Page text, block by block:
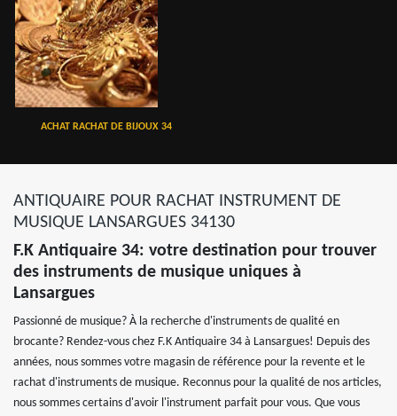
ACHAT RACHAT DE BIJOUX 34
ANTIQUAIRE POUR RACHAT INSTRUMENT DE
MUSIQUE LANSARGUES 34130
F.K Antiquaire 34: votre destination pour trouver
des instruments de musique uniques à
Lansargues
Passionné de musique? À la recherche d'instruments de qualité en
brocante? Rendez-vous chez F.K Antiquaire 34 à Lansargues! Depuis des
années, nous sommes votre magasin de référence pour la revente et le
rachat d'instruments de musique. Reconnus pour la qualité de nos articles,
nous sommes certains d'avoir l'instrument parfait pour vous. Que vous